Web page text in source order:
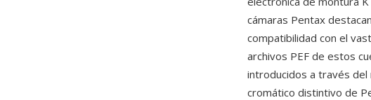
cámaras Pentax
compatibilidad con el
archivos PEF de estos
introducidos a través del
cromático distintivo de